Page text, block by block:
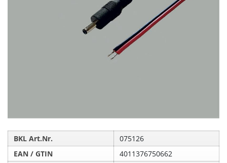
BKL Art.Nr.
075126
EAN / GTIN
4011376750662